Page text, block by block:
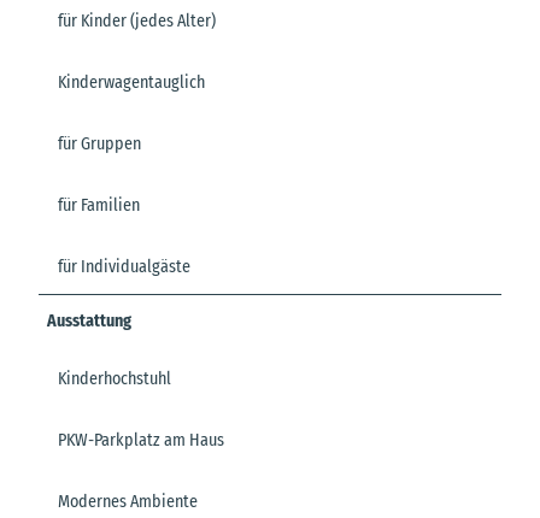
für Kinder (jedes Alter)
Kinderwagentauglich
für Gruppen
für Familien
für Individualgäste
Ausstattung
Kinderhochstuhl
PKW-Parkplatz am Haus
Modernes Ambiente